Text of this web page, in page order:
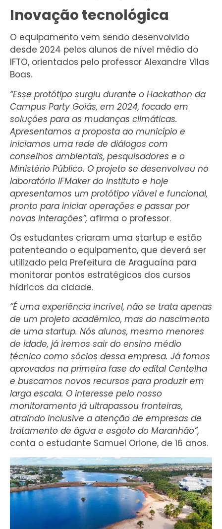
Inovação tecnológica
O equipamento vem sendo desenvolvido
desde 2024 pelos alunos de nível médio do
IFTO, orientados pelo professor Alexandre Vilas
Boas.
“Esse protótipo surgiu durante o Hackathon da
Campus Party Goiás, em 2024, focado em
soluções para as mudanças climáticas.
Apresentamos a proposta ao município e
iniciamos uma rede de diálogos com
conselhos ambientais, pesquisadores e o
Ministério Público. O projeto se desenvolveu no
laboratório IFMaker do instituto e hoje
apresentamos um protótipo viável e funcional,
pronto para iniciar operações e passar por
novas interações”, afirma o professor.
Os estudantes criaram uma startup e estão
patenteando o equipamento, que deverá ser
utilizado pela Prefeitura de Araguaína para
monitorar pontos estratégicos dos cursos
hídricos da cidade.
“É uma experiência incrível, não se trata apenas
de um projeto acadêmico, mas do nascimento
de uma startup. Nós alunos, mesmo menores
de idade, já iremos sair do ensino médio
técnico como sócios dessa empresa. Já fomos
aprovados na primeira fase do edital Centelha
e buscamos novos recursos para produzir em
larga escala. O interesse pelo nosso
monitoramento já ultrapassou fronteiras,
atraindo inclusive a atenção de empresas de
tratamento de água e esgoto do Maranhão”,
conta o estudante Samuel Orione, de 16 anos.